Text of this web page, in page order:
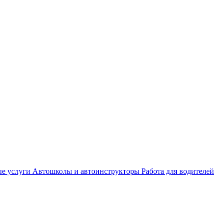
услуги Автошколы и автоинструкторы Работа для водителей